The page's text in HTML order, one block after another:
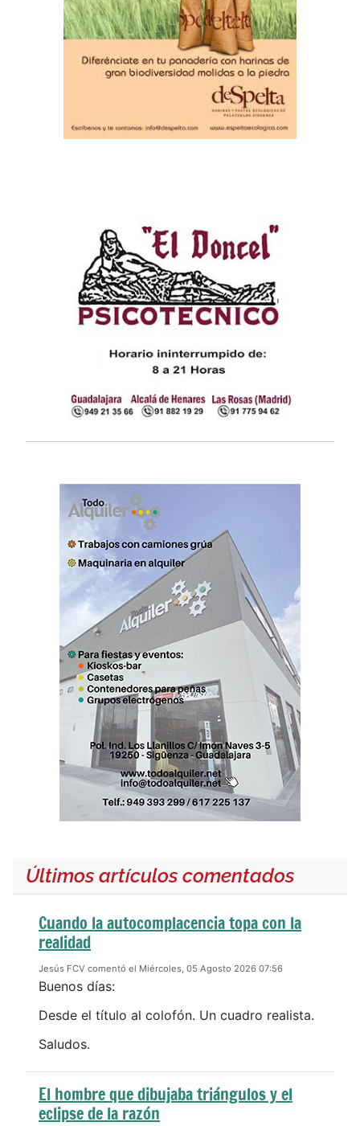
Últimos artículos comentados
Cuando la autocomplacencia topa con la
realidad
Jesús FCV comentó el Miércoles, 05 Agosto 2026 07:56
Buenos días:
Desde el título al colofón. Un cuadro realista.
Saludos.
El hombre que dibujaba triángulos y el
eclipse de la razón